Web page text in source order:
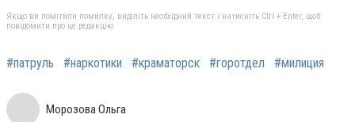
Якщо ви помітили помилку, виділіть необхідний текст і натисніть Ctrl + Enter, щоб
повідомити про це редакцію
#патруль #наркотики #краматорск #горотдел #милиция
Морозова Ольга